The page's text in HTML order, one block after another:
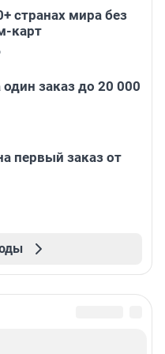
странах мира без
карт
заказ до 20 000
первый заказ от